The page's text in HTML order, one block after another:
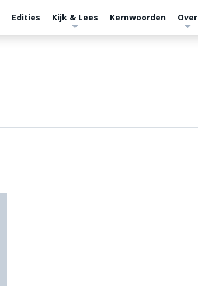
Edities Kijk & Lees Kernwoorden Over